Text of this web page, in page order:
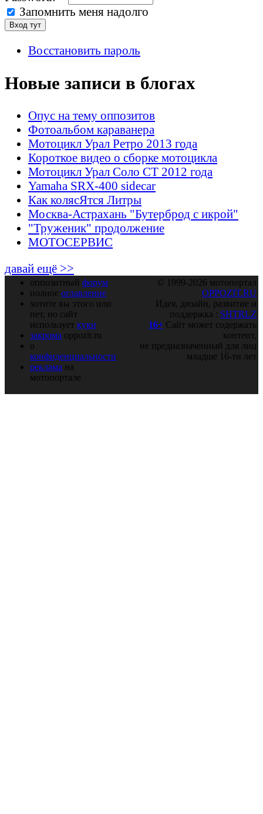
Запомнить меня надолго
Восстановить пароль
Новые записи в блогах
Опус на тему оппозитов
Фотоальбом караванера
Мотоцикл Урал Ретро 2013 года
Короткое видео о сборке мотоцикла
Мотоцикл Урал Соло СТ 2012 года
Yamaha SRX-400 sidecar
Как колясЯтся Литры
Москва-Астрахань "Бутерброд с икрой"
"Труженик" продолжение
МОТОСЕРВИС
давай ещё >>
оппозитный форум
полное оглавление
хотите вы этого или
нет, но сайт
использует куки
закрома oppozit.ru
о
конфиденциальности
реклама на
мотопортале
© 1999-2026 мотопортал
OPPOZIT.RU
Идея, дизайн, развитие и
поддержка : SHTRLZ
16+ Сайт может содержать
контент,
не предназначенный для лиц
младше 16-ти лет